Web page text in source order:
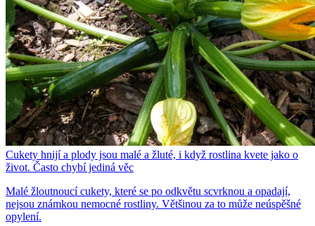
Cukety hnijí a plody jsou malé a žluté, i když rostlina kvete jako o
život. Často chybí jediná věc
Malé žloutnoucí cukety, které se po odkvětu scvrknou a opadají,
nejsou známkou nemocné rostliny. Většinou za to může neúspěšné
opylení.